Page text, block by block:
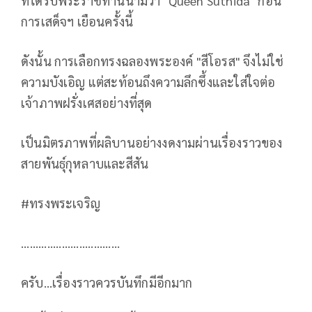
การเสด็จฯ เยือนครั้งนี้
ดังนั้น การเลือกทรงฉลองพระองค์ "สีโอรส" จึงไม่ใช่
ความบังเอิญ แต่สะท้อนถึงความลึกซึ้งและใส่ใจต่อ
เจ้าภาพฝรั่งเศสอย่างที่สุด
เป็นมิตรภาพที่ผลิบานอย่างงดงามผ่านเรื่องราวของ
สายพันธุ์กุหลาบและสีสัน
#ทรงพระเจริญ
..................................
ครับ...เรื่องราวควรบันทึกมีอีกมาก